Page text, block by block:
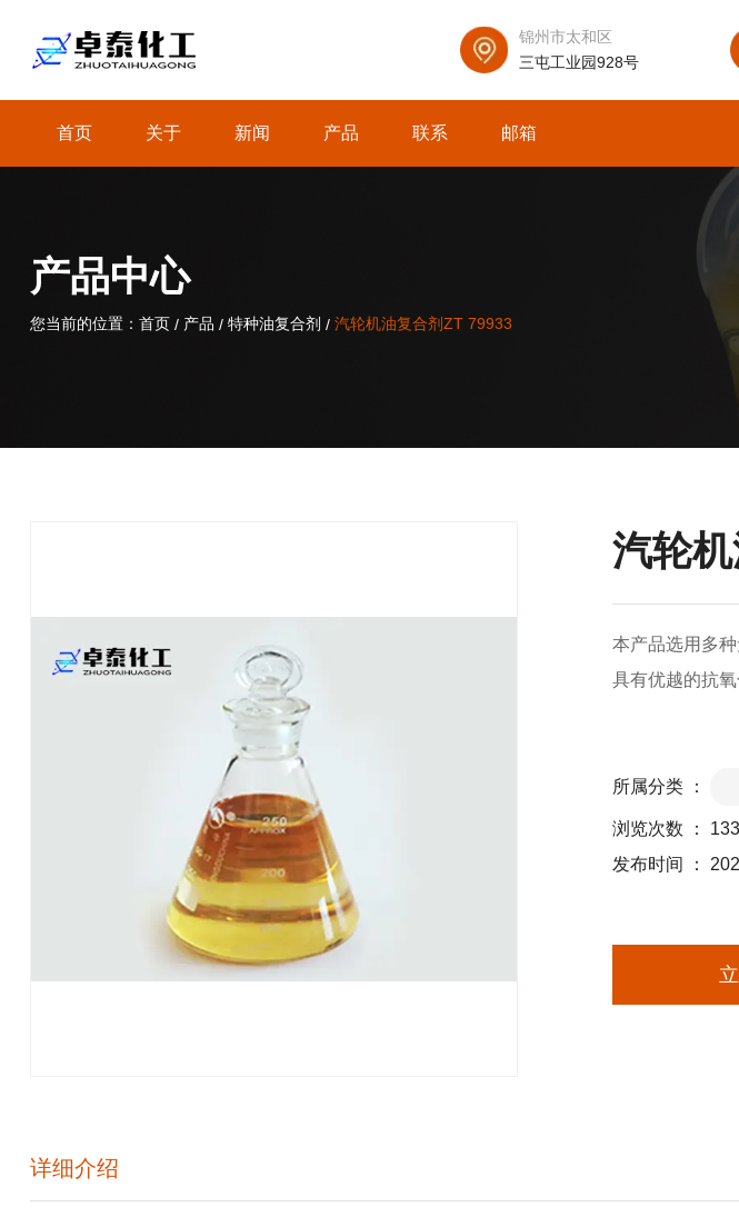
锦州市太和区
三屯工业园928号
首页 关于 新闻 产品 联系 邮箱
关于我们
您当前的位置：首页 / 产品 / 特种油复合剂 / 汽轮机油复合剂ZT 79933
产品中心
您当前的位置：首页 / 产品 / 特种油复合剂 / 汽轮机油复合剂ZT 79933
汽轮
本产品选用多
具有优越的抗
所属分类 ：
浏览次数 ： 133
发布时间 ：
详细介绍